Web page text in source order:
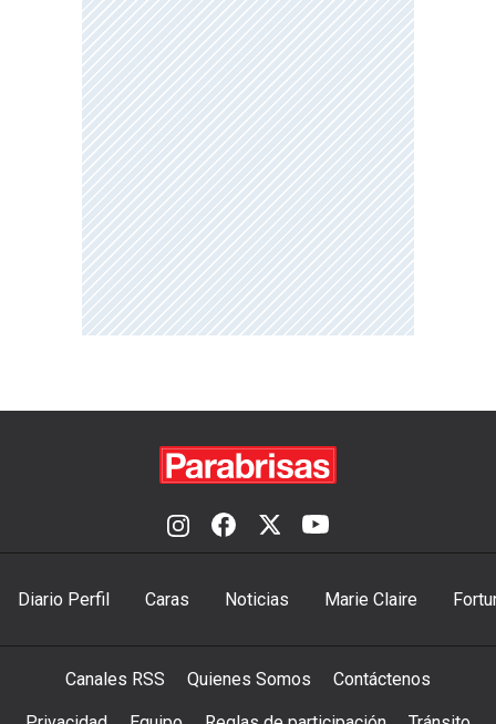
Diario Perfil Caras Noticias Marie Claire
Canales RSS Quienes Somos Contáctenos